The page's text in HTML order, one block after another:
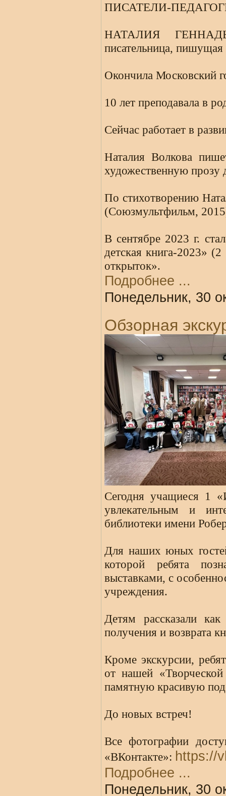
ПИСАТЕЛИ-
НАТАЛИЯ
писательница, пишущая
Окончила Московский
10 лет преподавала в
Сейчас работает в
Наталия Волкова
художественную прозу
По стихотворению
(Союзмультфильм,
В сентябре 2023 г.
детская книга-2023»
открыток».
Подробнее ...
Понедельник, 30
Обзорная
Сегодня учащиеся 1
увлекательным и
библиотеки имени
Для наших юных
которой ребята
выставками, с
учреждения.
Детям рассказали
получения и возврата
Кроме экскурсии,
от нашей
памятную красивую
До новых встреч!
Все фотографии
«ВКонтакте»: https://
Подробнее ...
Понедельник, 30